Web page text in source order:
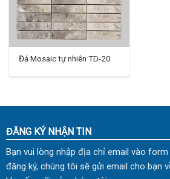
Đá Mosaic tự nhiên TD-20
ĐĂNG KÝ NHẬN TIN
Bạn vui lòng nhập địa chỉ email vào
đăng ký, chúng tôi sẽ gửi email cho bạn